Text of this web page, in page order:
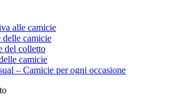
alle camicie
camicie
del colletto
camicie
– Camicie per ogni occasione